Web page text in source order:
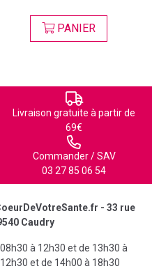
PANIER
Livraison gratuite à partir de
69€
Commander / SAV
03 27 85 06 54
- 33 rue
Caudry
à 12h30 et de 13h30 à
et de 14h00 à 18h30